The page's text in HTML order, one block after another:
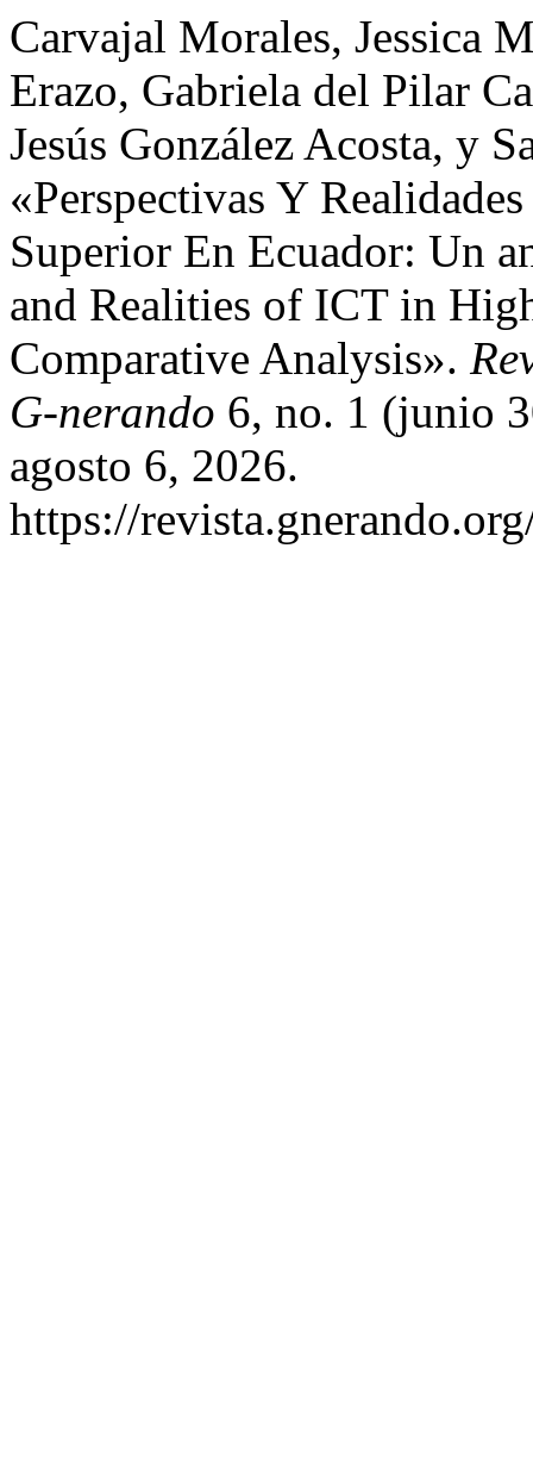
Carvajal Morales, Jessica
Erazo, Gabriela del Pilar
Jesús González Acosta, y
«Perspectivas Y
Superior En Ecuador: Un
and Realities of ICT in
Comparative Analysis».
G-nerando 6, no. 1 (junio
agosto 6, 2026.
https://